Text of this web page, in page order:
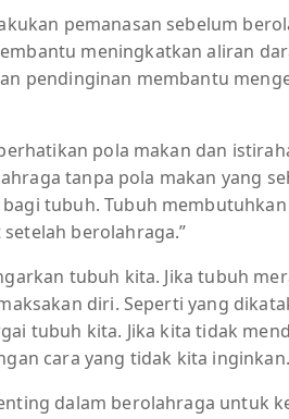
pemanasan sebelum
meningkatkan aliran
pendinginan membantu
pola makan dan
tanpa pola makan yang
tubuh. Tubuh
berolahraga.”
tubuh kita. Jika tubuh
diri. Seperti yang
tubuh kita. Jika kita tidak
cara yang tidak kita
dalam berolahraga untuk